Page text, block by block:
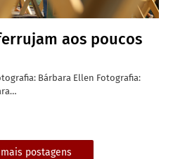
aos poucos
Bárbara Ellen Fotografia:
postagens